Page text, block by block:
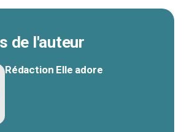
de l'auteur
Rédaction Elle adore